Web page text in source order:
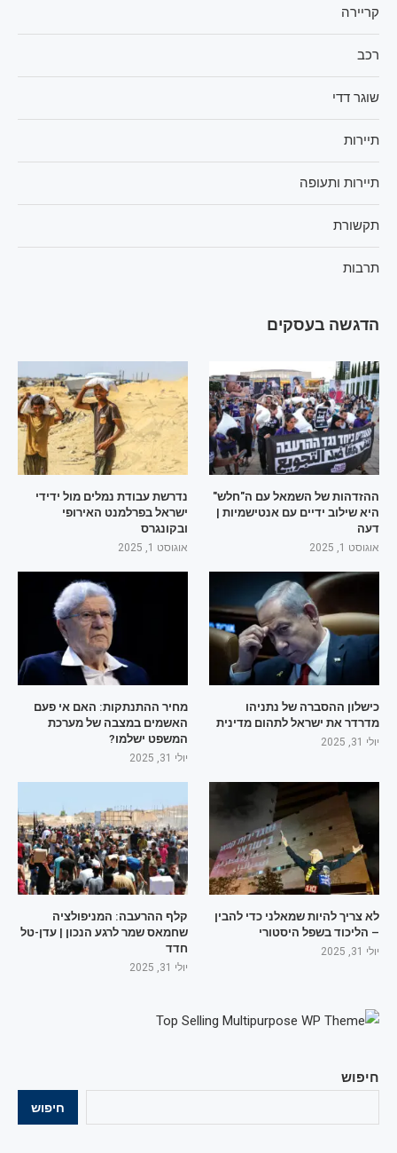
חיפוש
חיפוש
קריירה
רכב
שוגר דדי
תיירות
תיירות ותעופה
תקשורת
תרבות
הדגשה בעסקים
ההזדהות של השמאל עם ה"חלש"
היא שילוב ידיים עם אנטישמיות |
דעה
אוגוסט 1, 2025
נדרשת עבודת נמלים מול ידידי
ישראל בפרלמנט האירופי
ובקונגרס
אוגוסט 1, 2025
כישלון ההסברה של נתניהו
מדרדר את ישראל לתהום מדינית
יולי 31, 2025
מחיר ההתנתקות: האם אי פעם
האשמים במצבה של מערכת
המשפט ישלמו?
יולי 31, 2025
לא צריך להיות שמאלני כדי להבין
– הליכוד בשפל היסטורי
יולי 31, 2025
קלף ההרעבה: המניפולציה
שחמאס שמר לרגע הנכון | עדן-טל
חדד
יולי 31, 2025